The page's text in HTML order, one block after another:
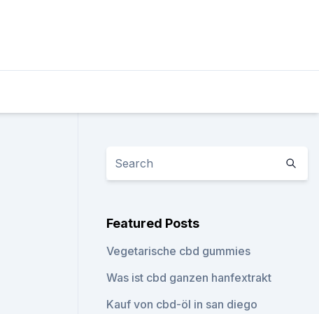
Featured Posts
Vegetarische cbd gummies
Was ist cbd ganzen hanfextrakt
Kauf von cbd-öl in san diego